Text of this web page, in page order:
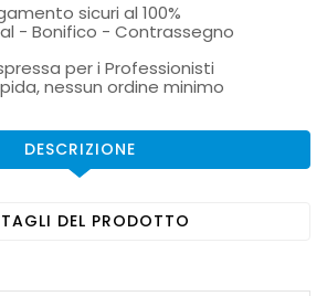
sicuri al 100%
- Bonifico - Contrassegno
per i Professionisti
nessun ordine minimo
DESCRIZIONE
DEL PRODOTTO